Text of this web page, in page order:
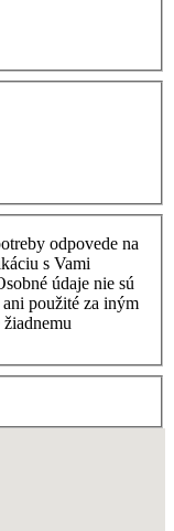
s Vami
údaje nie sú
použité za iným